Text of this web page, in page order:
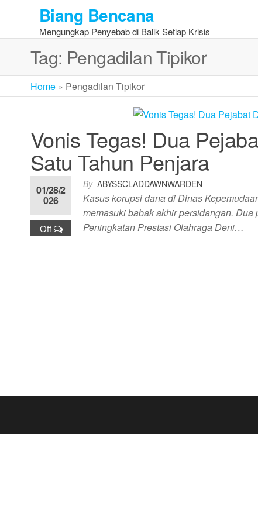
the
Biang Bencana
Mengungkap Penyebab di Balik Setiap Krisis
Tag: Pengadilan Tipikor
Home » Pengadilan Tipikor
Vonis Tegas! Dua
Satu Tahun Penjara
By ABYSSCLADDAWNWARDEN
01/28/2
026
Off
Kasus korupsi dana di Dinas
memasuki babak akhir persidangan.
Peningkatan Prestasi Olahraga Deni…